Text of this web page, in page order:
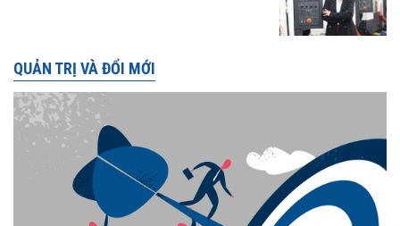
QUẢN TRỊ VÀ ĐỔI MỚI